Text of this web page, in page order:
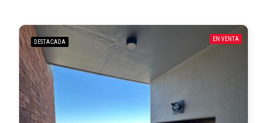
DESTACADA EN VENTA